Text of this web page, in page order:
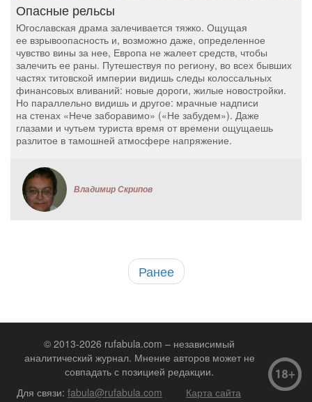
Опасные рельсы
Югославская драма залечивается тяжко. Ощущая
ее взрывоопасность и, возможно даже, определенное
чувство вины за нее, Европа не жалеет средств, чтобы
залечить ее раны. Путешествуя по региону, во всех бывших
частях титовской империи видишь следы колоссальных
финансовых вливаний: новые дороги, жилые новостройки.
Но параллельно видишь и другое: мрачные надписи
на стенах «Нече заборавимо» («Не забудем»). Даже
глазами и чутьем туриста время от времени ощущаешь
разлитое в тамошней атмосфере напряжение.
Владимир Скрипов
Ранее
© 2013-2026 rufabula.com – независимый
аналитический журнал. Мнение авторов может не
совпадать с позицией редакции.
Для связи: fabula@rufabula.com
Карта сайта